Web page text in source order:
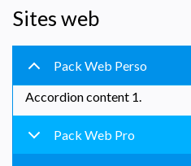
Sites web
Pack Web Perso
Accordion content 1.
Pack Web Pro